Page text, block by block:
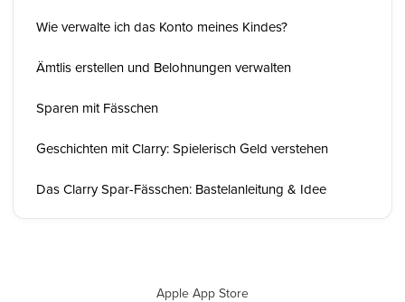
Wie verwalte ich das Konto meines Kindes?
Ämtlis erstellen und Belohnungen verwalten
Sparen mit Fässchen
Geschichten mit Clarry: Spielerisch Geld verstehen
Das Clarry Spar-Fässchen: Bastelanleitung & Idee
Apple App Store